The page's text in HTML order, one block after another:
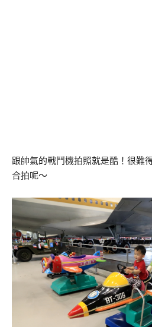
跟帥氣的戰鬥機拍照就是酷！很難
合拍呢～